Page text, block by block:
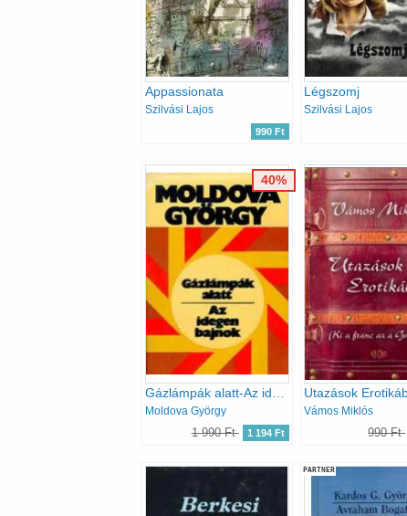
Appassionata
Szilvási Lajos
990 Ft
Légszomj
Szilvási Lajos
Moldova György
1 990 Ft 1 194 Ft
40%
Vámos Miklós
990 Ft
PARTNER